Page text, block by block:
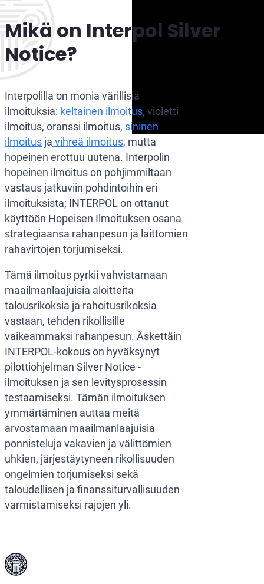
Mikä on Interpol Silver
Notice?
Interpolilla on monia värillisiä
ilmoituksia: keltainen ilmoitus, violetti
ilmoitus, oranssi ilmoitus, sininen
ilmoitus ja vihreä ilmoitus, mutta
hopeinen erottuu uutena. Interpolin
hopeinen ilmoitus on pohjimmiltaan
vastaus jatkuviin pohdintoihin eri
ilmoituksista; INTERPOL on ottanut
käyttöön Hopeisen Ilmoituksen osana
strategiaansa rahanpesun ja laittomien
rahavirtojen torjumiseksi.
Tämä ilmoitus pyrkii vahvistamaan
maailmanlaajuisia aloitteita
talousrikoksia ja rahoitusrikoksia
vastaan, tehden rikollisille
vaikeammaksi rahanpesun. Äskettäin
INTERPOL-kokous on hyväksynyt
pilottiohjelman Silver Notice -
ilmoituksen ja sen levitysprosessin
testaamiseksi. Tämän ilmoituksen
ymmärtäminen auttaa meitä
arvostamaan maailmanlaajuisia
ponnisteluja vakavien ja välittömien
uhkien, järjestäytyneen rikollisuuden
ongelmien torjumiseksi sekä
taloudellisen ja finanssiturvallisuuden
varmistamiseksi rajojen yli.